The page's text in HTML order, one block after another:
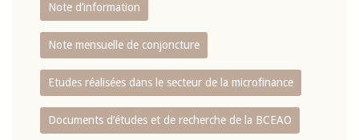
Note d’information
Note mensuelle de conjoncture
Etudes réalisées dans le secteur de la microfinance
Documents d’études et de recherche de la BCEAO